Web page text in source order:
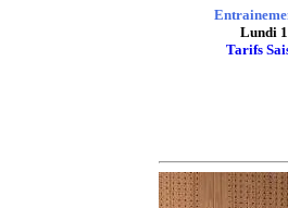
Lundi
Tarifs